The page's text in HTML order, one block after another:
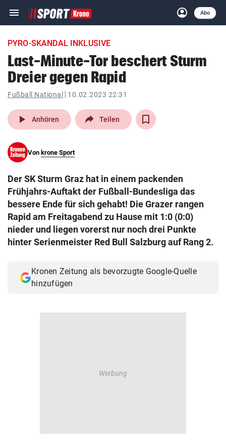
menu Navigation
ein-/ausklappen
account_circle
Anmelden
Abo
close Schließen
account_circle Anmelden
pin_drop
Wien arrow_right
search
eingeben
© Krone Multimedia GmbH & Co KG 2026
Muthgasse 2, 1190 Wien
PYRO-SKANDAL INKLUSIVE
Last-Minute-Tor beschert Sturm
Dreier gegen Rapid
Fußball National 10.02.2023 22:31
play_arrow Anhören Teilen
Von krone Sport
Der SK Sturm Graz hat in einem packenden
Frühjahrs-Auftakt der Fußball-Bundesliga das
bessere Ende für sich gehabt! Die Grazer rangen
Rapid am Freitagabend zu Hause mit 1:0 (0:0)
nieder und liegen vorerst nur noch drei Punkte
hinter Serienmeister Red Bull Salzburg auf Rang 2.
Kronen Zeitung als bevorzugte Google-Quelle
hinzufügen